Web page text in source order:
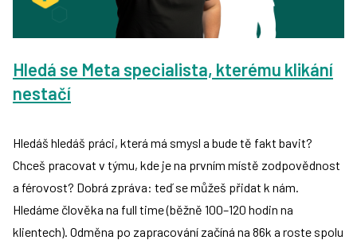
Hledá se Meta specialista, kterému klikání
nestačí
Hledáš hledáš práci, která má smysl a bude tě fakt bavit?
Chceš pracovat v týmu, kde je na prvním místě zodpovědnost
a férovost? Dobrá zpráva: teď se můžeš přidat k nám.
Hledáme člověka na full time (běžně 100–120 hodin na
klientech). Odměna po zapracování začíná na 86k a roste spolu